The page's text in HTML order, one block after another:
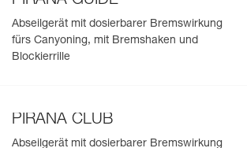
Abseilgerät mit dosierbarer Bremswirkung
fürs Canyoning, mit Bremshaken und
Blockierrille
PIRANA CLUB
Abseilgerät mit dosierbarer Bremswirkung